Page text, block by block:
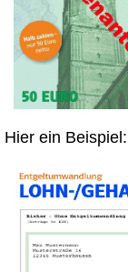
Hier ein Beispiel: